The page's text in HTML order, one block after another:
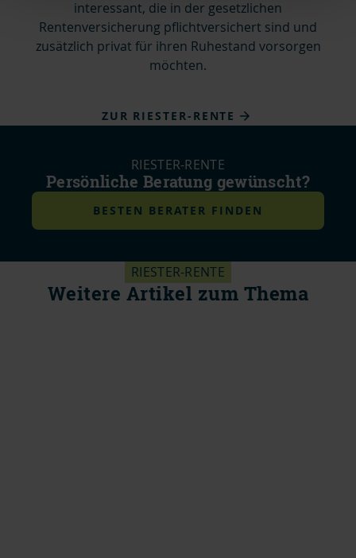
interessant, die in der gesetzlichen
Rentenversicherung pflichtversichert sind und
zusätzlich privat für ihren Ruhestand vorsorgen
möchten.
ZUR RIESTER-RENTE
RIESTER-RENTE
Persönliche Beratung gewünscht?
BESTEN BERATER FINDEN
RIESTER-RENTE
Weitere Artikel zum Thema